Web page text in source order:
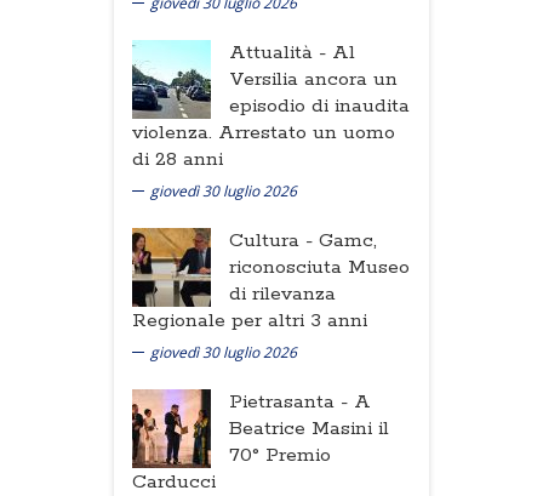
Attualità - Al
Versilia ancora un
episodio di inaudita
violenza. Arrestato un uomo
di 28 anni
giovedì 30 luglio 2026
Cultura - Gamc,
riconosciuta Museo
di rilevanza
Regionale per altri 3 anni
giovedì 30 luglio 2026
Pietrasanta - A
Beatrice Masini il
70° Premio
Carducci